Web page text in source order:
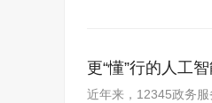
更“懂”行的人工
近年来，12345政务